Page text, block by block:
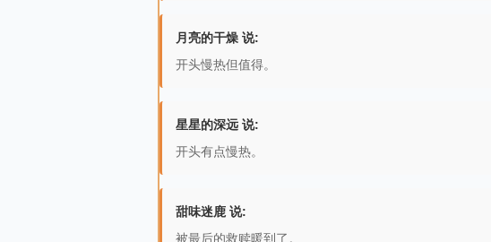
月亮的干燥 说:
开头慢热但值得。
星星的深远 说:
开头有点慢热。
甜味迷鹿 说:
被最后的救赎暖到了。